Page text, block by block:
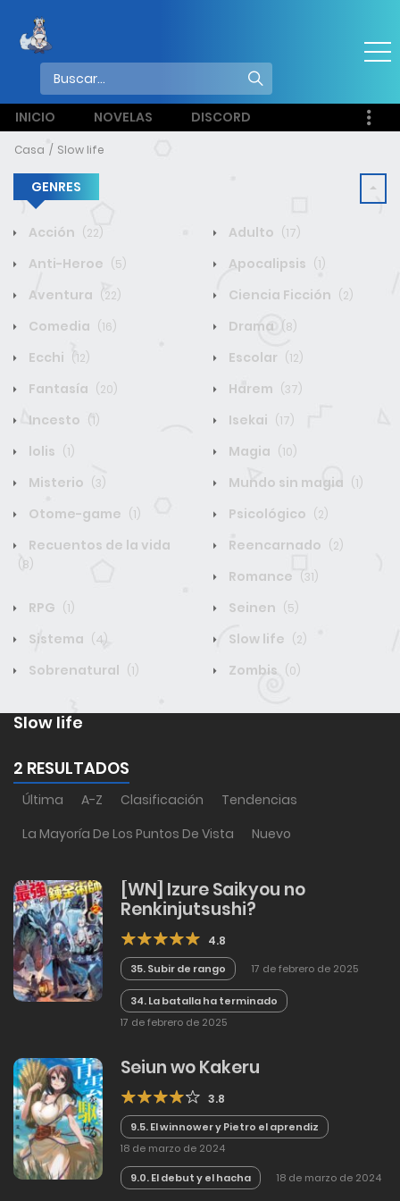
INICIO NOVELAS DISCORD
Casa Slow life
GENRES
Acción (22) Adulto (17)
Anti-Heroe (5) Apocalipsis (1)
Aventura (22) Ciencia Ficción (2)
Comedia (16) Drama (8)
Ecchi (12) Escolar (12)
Fantasía (20) Harem (37)
Incesto (1) Isekai (17)
lolis (1) Magia (10)
Misterio (3) Mundo sin magia (1)
Otome-game (1) Psicológico (2)
Recuentos de la vida
(8)
Reencarnado (2)
Romance (31)
RPG (1) Seinen (5)
Sistema (4) Slow life (2)
Sobrenatural (1) Zombis (0)
Slow life
2 RESULTADOS
Última A-Z Clasificación
Tendencias
La Mayoría De Los Puntos De Vista
Nuevo
[WN] Izure Saikyou no
Renkinjutsushi?
4.8
35. Subir de rango 17 de febrero de 2025
34. La batalla ha terminado
17 de febrero de 2025
Seiun wo Kakeru
3.8
9.5. El winnower y Pietro el aprendiz
18 de marzo de 2024
9.0. El debut y el hacha 18 de marzo de 2024